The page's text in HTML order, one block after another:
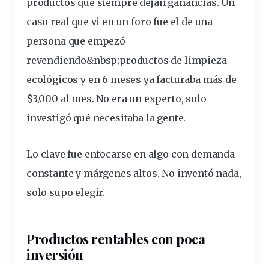
caso real que vi en un foro fue el de una
persona que empezó
revendiendo&nbsp;productos de limpieza
ecológicos y en 6 meses ya facturaba más de
$3,000 al mes. No era un experto, solo
investigó qué necesitaba la gente.
Lo clave fue enfocarse en algo con demanda
constante y márgenes altos. No inventó nada,
solo supo elegir.
Productos rentables con poca
inversión